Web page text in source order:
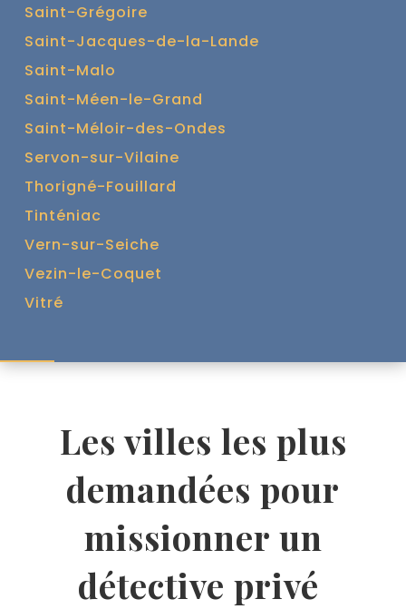
Saint-Grégoire
Saint-Jacques-de-la-Lande
Saint-Malo
Saint-Méen-le-Grand
Saint-Méloir-des-Ondes
Servon-sur-Vilaine
Thorigné-Fouillard
Tinténiac
Vern-sur-Seiche
Vezin-le-Coquet
Vitré
Les villes les plus
demandées pour
missionner un
détective privé